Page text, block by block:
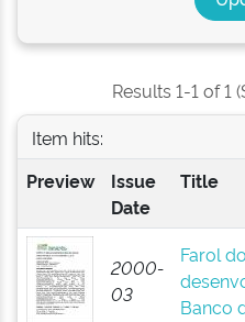
Results 1-1 of 1
Item hits:
Preview
Issue
Date
Title
2000-
03
Farol do
Banco